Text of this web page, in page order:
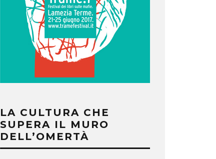
LA CULTURA CHE
SUPERA IL MURO
DELL’OMERTÀ